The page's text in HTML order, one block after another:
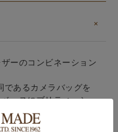
ーのコンビネーション
であるカメラバッグを
ースにブリティッシュ
ぽり収まり、普段使
ポケットが1つ、スマ